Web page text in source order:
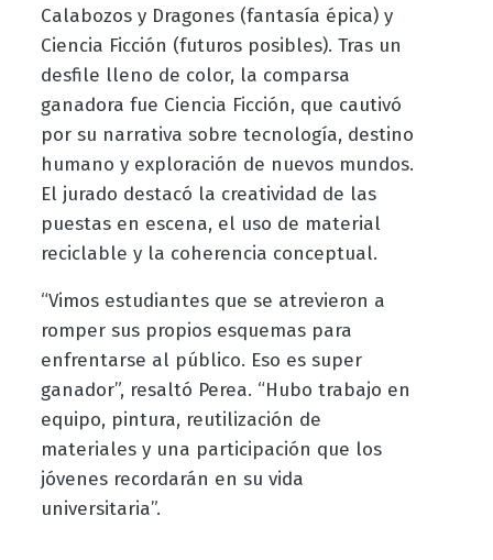
Calabozos y Dragones (fantasía épica) y
Ciencia Ficción (futuros posibles). Tras un
desfile lleno de color, la comparsa
ganadora fue Ciencia Ficción, que cautivó
por su narrativa sobre tecnología, destino
humano y exploración de nuevos mundos.
El jurado destacó la creatividad de las
puestas en escena, el uso de material
reciclable y la coherencia conceptual.
“Vimos estudiantes que se atrevieron a
romper sus propios esquemas para
enfrentarse al público. Eso es super
ganador”, resaltó Perea. “Hubo trabajo en
equipo, pintura, reutilización de
materiales y una participación que los
jóvenes recordarán en su vida
universitaria”.